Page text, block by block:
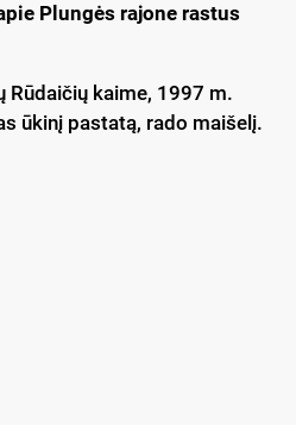
Plungės rajone rastus
Rūdaičių kaime, 1997 m.
ūkinį pastatą, rado maišelį.